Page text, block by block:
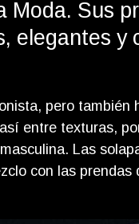
Moda. Sus
elegantes y
pero también
entre texturas,
Las
con las